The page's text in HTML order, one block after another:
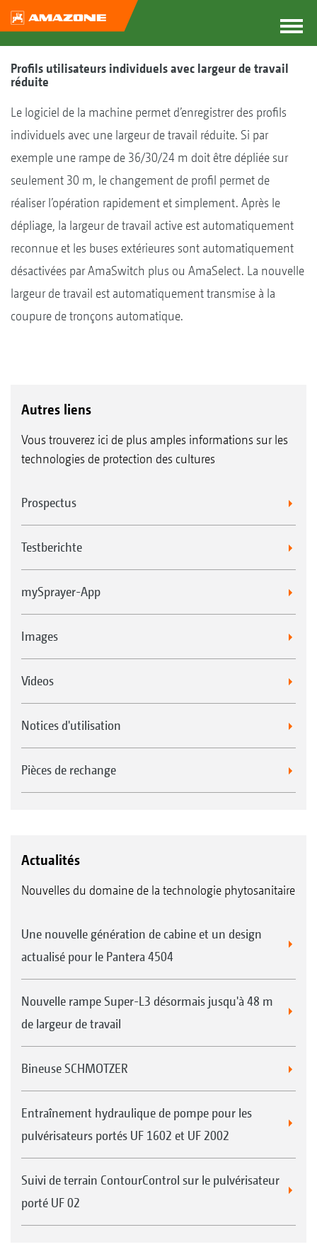
Profils utilisateurs individuels avec largeur de travail
réduite
Le logiciel de la machine permet d’enregistrer des profils
individuels avec une largeur de travail réduite. Si par
exemple une rampe de 36/30/24 m doit être dépliée sur
seulement 30 m, le changement de profil permet de
réaliser l’opération rapidement et simplement. Après le
dépliage, la largeur de travail active est automatiquement
reconnue et les buses extérieures sont automatiquement
désactivées par AmaSwitch plus ou AmaSelect. La nouvelle
largeur de travail est automatiquement transmise à la
coupure de tronçons automatique.
Autres liens
Vous trouverez ici de plus amples informations sur les
technologies de protection des cultures
Prospectus
Testberichte
mySprayer-App
Images
Videos
Notices d'utilisation
Pièces de rechange
Actualités
Nouvelles du domaine de la technologie phytosanitaire
Une nouvelle génération de cabine et un design
actualisé pour le Pantera 4504
Nouvelle rampe Super-L3 désormais jusqu'à 48 m
de largeur de travail
Bineuse SCHMOTZER
Entraînement hydraulique de pompe pour les
pulvérisateurs portés UF 1602 et UF 2002
Suivi de terrain ContourControl sur le pulvérisateur
porté UF 02